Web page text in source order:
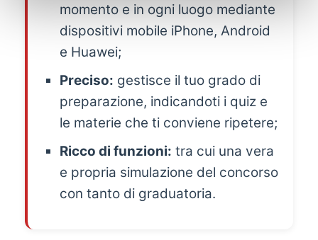
momento e in ogni luogo mediante
dispositivi mobile iPhone, Android
e Huawei;
Preciso: gestisce il tuo grado di
preparazione, indicandoti i quiz e
le materie che ti conviene ripetere;
Ricco di funzioni: tra cui una vera
e propria simulazione del concorso
con tanto di graduatoria.